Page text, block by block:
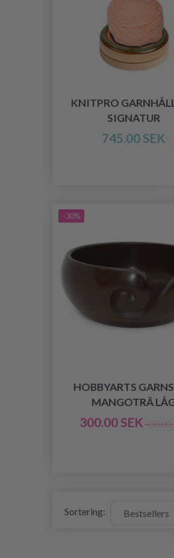
KNITPRO
SIGNATUR
745.00 SEK
-30%
HOBBYARTS
MANGOTRÄ
300.00 SEK 430.00
Sortering: